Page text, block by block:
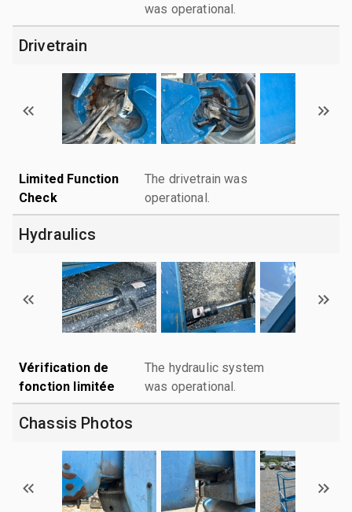
was operational.
Drivetrain
Limited Function
Check
The drivetrain was
operational.
Hydraulics
Vérification de
fonction limitée
The hydraulic system
was operational.
Chassis Photos